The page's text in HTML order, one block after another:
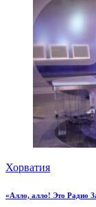
Хорватия
«Алло, алло! Это Радио